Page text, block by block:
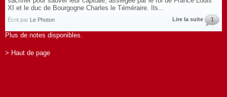
XI et le duc de Bourgogne Charles le Téméraire. Ils...
Écrit par Le Photon Lire la suite 1
Plus de notes disponibles.
> Haut de page